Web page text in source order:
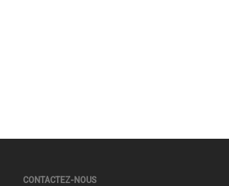
CONTACTEZ-NOUS